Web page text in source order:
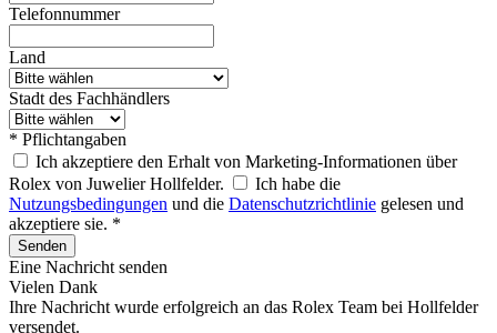
Telefonnummer
Land
Stadt des Fachhändlers
* Pflichtangaben
Ich akzeptiere den Erhalt von Marketing-Informationen über
Rolex von Juwelier Hollfelder.
Ich habe die
Nutzungsbedingungen und die Datenschutzrichtlinie gelesen und
akzeptiere sie. *
Senden
Eine Nachricht senden
Vielen Dank
Ihre Nachricht wurde erfolgreich an das Rolex Team bei Hollfelder
versendet.